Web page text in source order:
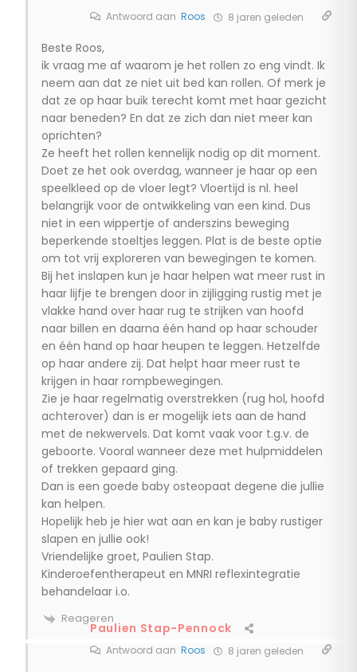
Antwoord aan Roos 8 jaren geleden
Beste Roos,
ik vraag me af waarom je het rollen zo eng vindt. Ik
neem aan dat ze niet uit bed kan rollen. Of merk je
dat ze op haar buik terecht komt met haar gezicht
naar beneden? En dat ze zich dan niet meer kan
oprichten?
Ze heeft het rollen kennelijk nodig op dit moment.
Doet ze het ook overdag, wanneer je haar op een
speelkleed op de vloer legt? Vloertijd is nl. heel
belangrijk voor de ontwikkeling van een kind. Dus
niet in een wippertje of anderszins beweging
beperkende stoeltjes leggen. Plat is de beste optie
om tot vrij exploreren van bewegingen te komen.
Bij het inslapen kun je haar helpen wat meer rust in
haar lijfje te brengen door in zijligging rustig met je
vlakke hand over haar rug te strijken van hoofd
naar billen en daarna één hand op haar schouder
en één hand op haar heupen te leggen. Hetzelfde
op haar andere zij. Dat helpt haar meer rust te
krijgen in haar rompbewegingen.
Zie je haar regelmatig overstrekken (rug hol, hoofd
achterover) dan is er mogelijk iets aan de hand
met de nekwervels. Dat komt vaak voor t.g.v. de
geboorte. Vooral wanneer deze met hulpmiddelen
of trekken gepaard ging.
Dan is een goede baby osteopaat degene die jullie
kan helpen.
Hopelijk heb je hier wat aan en kan je baby rustiger
slapen en jullie ook!
Vriendelijke groet, Paulien Stap.
Kinderoefentherapeut en MNRI reflexintegratie
behandelaar i.o.
Reageren
Paulien Stap-Pennock
Antwoord aan Roos 8 jaren geleden